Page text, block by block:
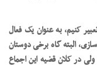
کنیم، به عنوان یک فعال
البته گاه برخی دوستان
در کلان قضیه این اجماع